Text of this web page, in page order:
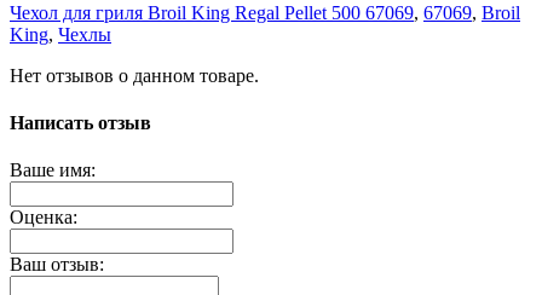
Чехол для гриля Broil King Regal Pellet 500 67069, 67069, Broil
King, Чехлы
Нет отзывов о данном товаре.
Написать отзыв
Ваше имя:
Оценка:
Ваш отзыв: